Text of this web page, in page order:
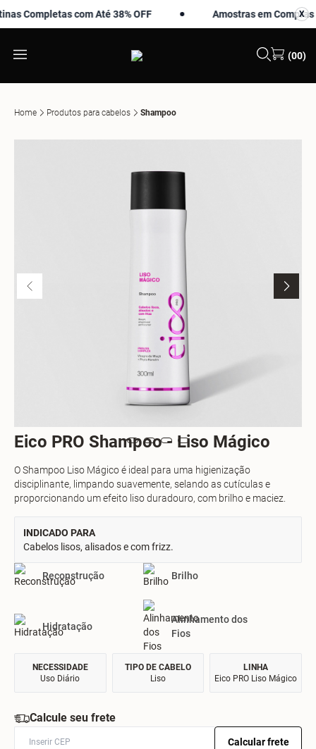
X
Completas com Até 38% OFF Amostras em Compras
X
(00)
Home Produtos para cabelos Shampoo
Eico PRO Shampoo - Liso Mágico
O Shampoo Liso Mágico é ideal para uma higienização
disciplinante, limpando suavemente, selando as cutículas e
proporcionando um efeito liso duradouro, com brilho e maciez.
INDICADO PARA
Cabelos lisos, alisados e com frizz.
Reconstrução Brilho
Hidratação
Alinhamento dos
Fios
NECESSIDADE
Uso Diário
TIPO DE CABELO
Liso
LINHA
Eico PRO Liso Mágico
Calcule seu frete
Calcular frete